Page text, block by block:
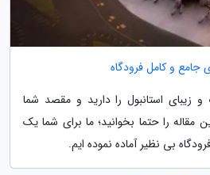
جامع و کامل فرودگاه
زیبای استانبول را دارید و مقصد شما
مقاله را حتما بخوانید؛ ما برای شما یک
بی نظیر آماده نموده ایم.